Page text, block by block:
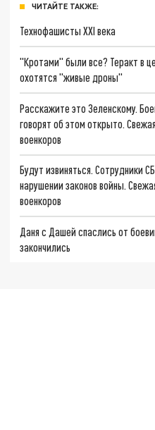
ЧИТАЙТЕ ТАКЖЕ:
Технофашисты XXI века
"Кротами" были все? Теракт в
охотятся "живые дроны"
Расскажите это Зеленскому.
говорят об этом открыто.
военкоров
Будут извиняться. Сотрудники
нарушении законов войны.
военкоров
Даня с Дашей спаслись от
закончились